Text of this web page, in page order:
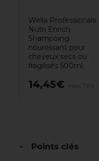
Wella Professionals
Nutri Enrich
Shampoing
nourrissant pour
cheveux secs ou
fragilisés 500ml
14,45€
Points clés